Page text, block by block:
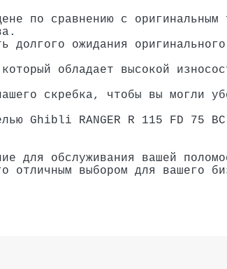
по сравнению с
ожидания
обладает высокой
скребка, чтобы вы могли
Ghibli RANGER R 115 FD 75 BC
для обслуживания вашей
отличным выбором для вашего